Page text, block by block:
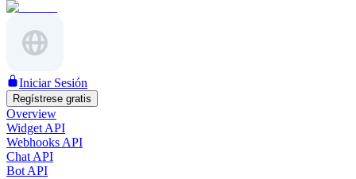
Iniciar Sesión
Regístrese gratis
Overview
Widget API
Webhooks API
Chat API
Bot API